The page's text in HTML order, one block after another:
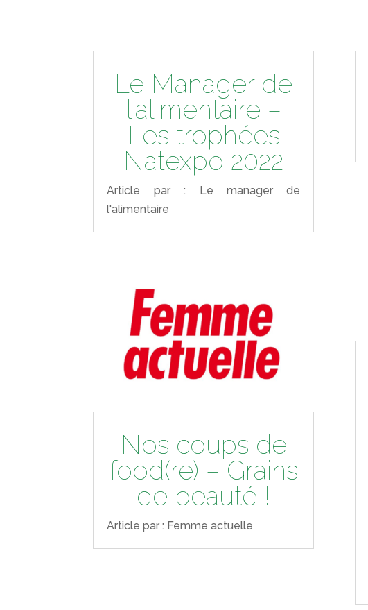
Le Manager de
l’alimentaire –
Les trophées
Natexpo 2022
Article par : Le manager de
l'alimentaire
Nos coups de
food(re) – Grains
de beauté !
Article par : Femme actuelle